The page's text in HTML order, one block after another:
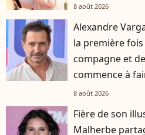
8 août 2026
Alexandre
la première
compagne et
commence à
8 août 2026
Fière de son
Malherbe